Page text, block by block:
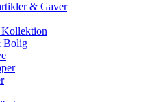
& Gaver
Bolig